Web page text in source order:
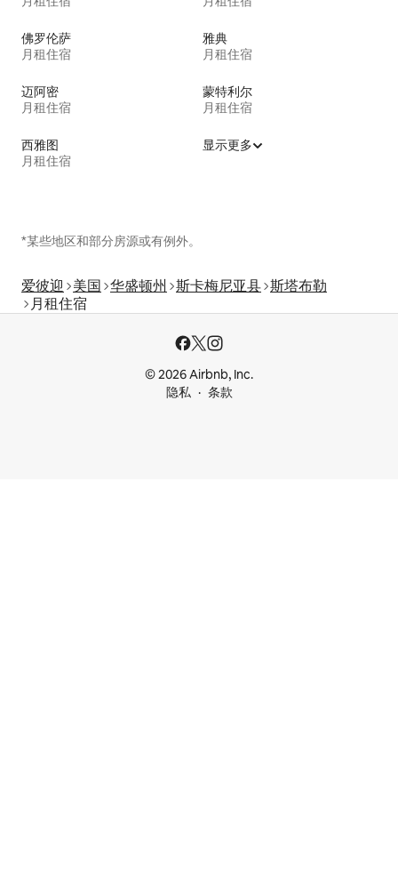
佛罗伦萨
月租住宿
雅典
月租住宿
迈阿密
月租住宿
蒙特利尔
月租住宿
西雅图
月租住宿
显示更多
*某些地区和部分房源或有例外。
爱彼迎 美国 华盛顿州 斯卡梅尼亚县 斯塔布勒
月租住宿
© 2026 Airbnb, Inc.
隐私
条款